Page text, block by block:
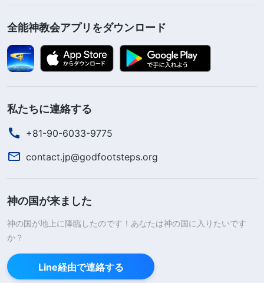
全能神教会アプリをダウンロード
私たちに連絡する
+81-90-6033-9775
contact.jp@godfootsteps.org
神の国が来ました
神の国が地上に降臨したのです！あなたは神の国に入りたいです
か？
Line経由で連絡する